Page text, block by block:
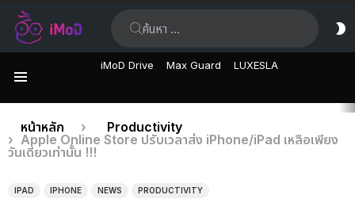
iMoD Drive Max Guard LUXESLA
เรื่อง
ล่าสุด
คุณอยู่ที่นี่:
หน้าหลัก
Productivity
Apple Online Store ปรับเวลาส่ง iPhone/iPad เหลือเพียง
วันเดียวเท่านั้น !!!
IPAD IPHONE NEWS PRODUCTIVITY